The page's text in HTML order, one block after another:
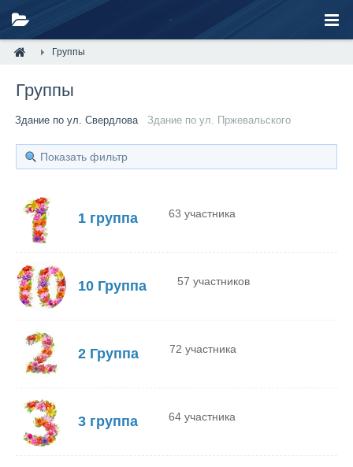
Группы
Группы
Здание по ул. Свердлова Здание по ул. Пржевальского
Показать фильтр
1 группа 63 участника
10 Группа 57 участников
2 Группа 72 участника
3 группа 64 участника